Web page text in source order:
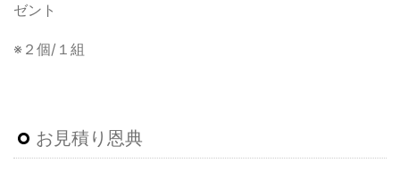
ゼント
※２個/１組
お見積り恩典